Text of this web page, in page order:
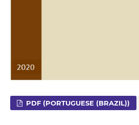
PDF (PORTUGUESE (BRAZIL))